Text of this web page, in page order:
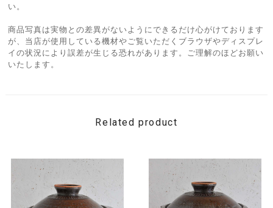
い。
商品写真は実物との差異がないようにできるだけ心がけております
が、当店が使用している機材やご覧いただくブラウザやディスプレ
イの状況により誤差が生じる恐れがあります。ご理解のほどお願い
いたします。
Related product